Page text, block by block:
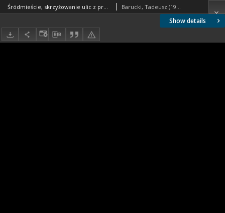
Show details
Śródmieście, skrzyżowanie ulic z przejściami dla pieszych, nowa zabudowa z pięciokondygnacyjnymi budynkami, widok od ulicy Mostnika w stronę zamku, Słupsk Barucki, Tadeusz (1922- ). Fotograf